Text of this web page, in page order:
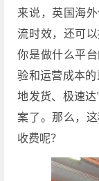
来说，英国海
流时效，还可
你是做什么平
验和运营成本
地发货、极速
案了。那么，
收费呢？